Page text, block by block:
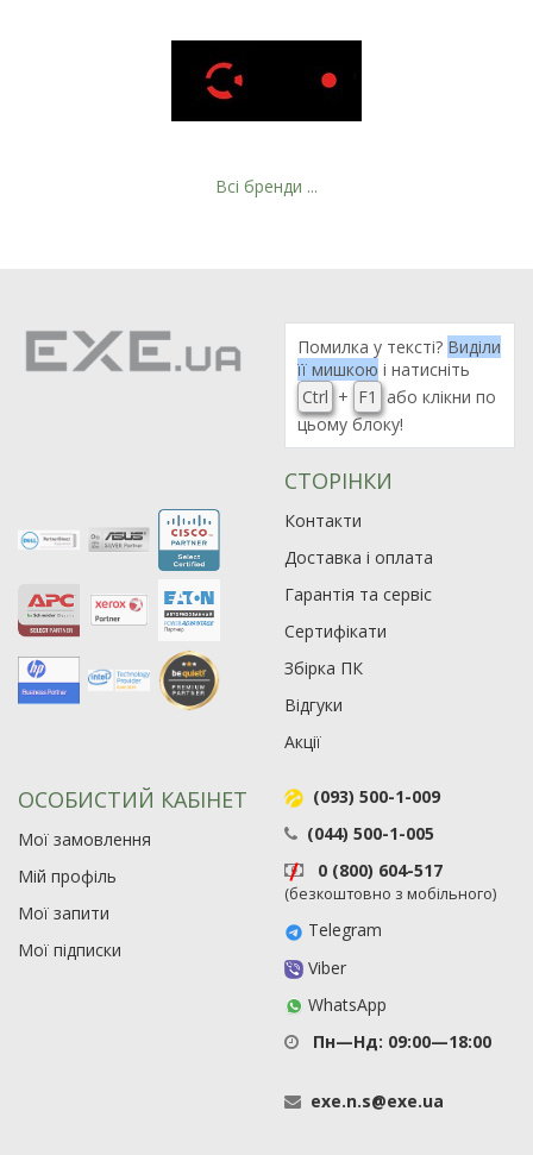
90
Всі бренди ...
Помилка у тексті? Виділи
її мишкою і натисніть
Ctrl + F1
або клікни по
цьому блоку!
СТОРІНКИ
Контакти
Доставка і оплата
Гарантія та сервіс
Сертифікати
Збірка ПК
Відгуки
Акції
ОСОБИСТИЙ КАБІНЕТ
Мої замовлення
Мій профіль
Мої запити
Мої підписки
(093) 500-1-009
(044) 500-1-005
0 (800) 604-517
(безкоштовно з мобільного)
Telegram
Viber
WhatsApp
Пн—Нд: 09:00—18:00
exe.n.s@exe.ua